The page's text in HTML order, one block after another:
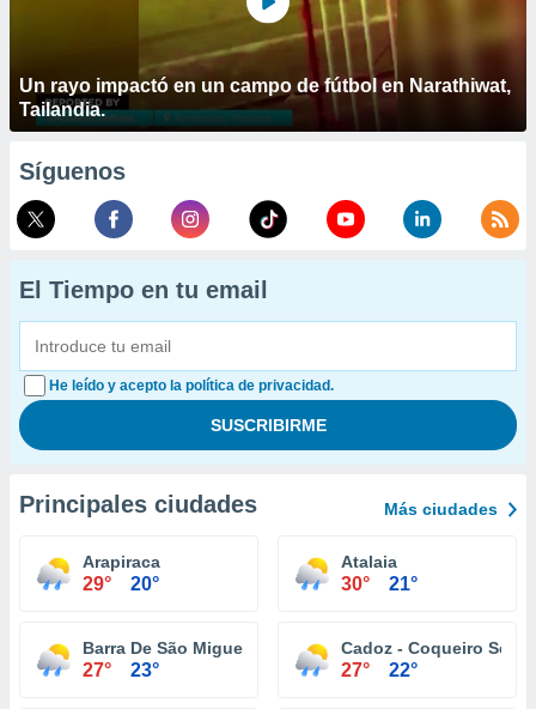
Un rayo impactó en un campo de fútbol en Narathiwat,
Tailandia.
Síguenos
El Tiempo en tu email
He leído y acepto la política de privacidad.
Principales ciudades Más ciudades
Arapiraca
29° 20°
Atalaia
30° 21°
Barra De São Miguel
27° 23°
Cadoz - Coqueiro Seco
27° 22°